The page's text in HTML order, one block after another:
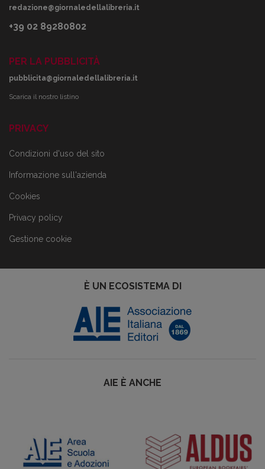
redazione@giornaledellalibreria.it
+39 02 89280802
PER LA PUBBLICITÀ
pubblicita@giornaledellalibreria.it
Scarica il nostro listino
PRIVACY
Condizioni d'uso del sito
Informazione sull'azienda
Cookies
Privacy policy
Gestione cookie
È UN ECOSISTEMA DI
AIE È ANCHE